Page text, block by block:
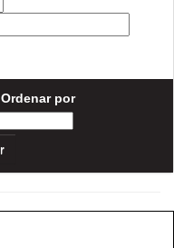
Ordenar por